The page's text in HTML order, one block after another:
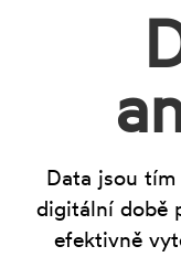
Data jsou tím
digitální době
efektivně